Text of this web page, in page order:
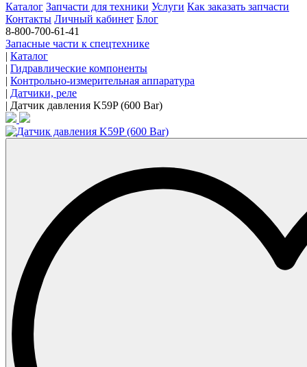
Каталог Запчасти для техники Услуги Как заказать запчасти
Контакты Личный кабинет Блог
8-800-700-61-41
Запасные части к спецтехнике
| Каталог
| Гидравлические компоненты
| Контрольно-измерительная аппаратура
| Датчики, реле
| Датчик давления K59P (600 Bar)